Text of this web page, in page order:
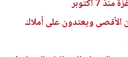
ويعتدون على أملاك